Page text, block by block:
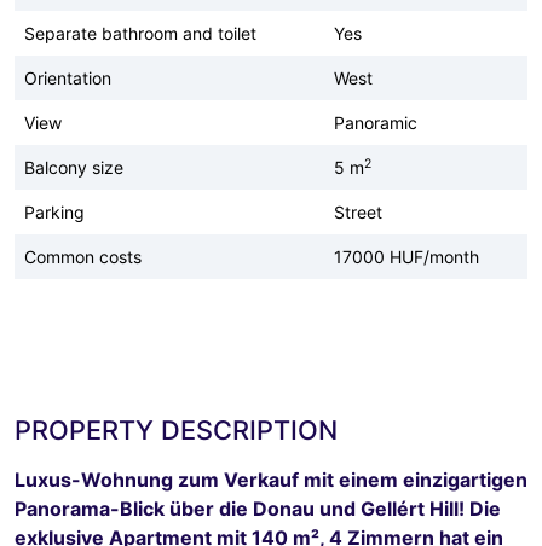
Separate bathroom and toilet Yes
Orientation West
View Panoramic
Balcony size 5 m2
Parking Street
Common costs 17000 HUF/month
PROPERTY DESCRIPTION
Luxus-Wohnung zum Verkauf mit einem einzigartigen
Panorama-Blick über die Donau und Gellért Hill! Die
exklusive Apartment mit 140 m², 4 Zimmern hat ein